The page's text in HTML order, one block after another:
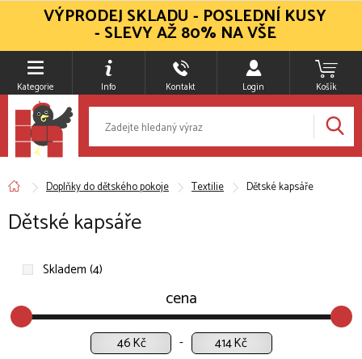
Kategorie Info Kontakt Login Košík
Doplňky do dětského pokoje Textilie Dětské kapsáře
Dětské kapsáře
Skladem (4)
cena
Kč Kč
VÝPRODEJ SKLADU - POSLEDNÍ KUSY
- SLEVY AŽ 80% NA VŠE